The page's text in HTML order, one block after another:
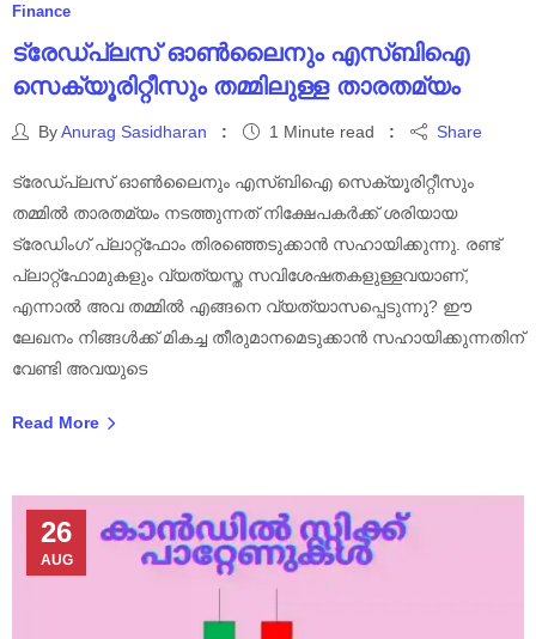
Finance
ട്രേഡ്പ്ലസ് ഓൺലൈനും എസ്‌ബി‌ഐ
സെക്യൂരിറ്റീസും തമ്മിലുള്ള താരതമ്യം
ByAnurag Sasidharan 1 Minute read Share
ട്രേഡ്പ്ലസ് ഓൺലൈനും എസ്‌ബി‌ഐ സെക്യൂരിറ്റീസും
തമ്മിൽ താരതമ്യം നടത്തുന്നത് നിക്ഷേപകർക്ക് ശരിയായ
ട്രേഡിംഗ് പ്ലാറ്റ്ഫോം തിരഞ്ഞെടുക്കാൻ സഹായിക്കുന്നു. രണ്ട്
പ്ലാറ്റ്ഫോമുകളും വ്യത്യസ്ത സവിശേഷതകളുള്ളവയാണ്,
എന്നാൽ അവ തമ്മിൽ എങ്ങനെ വ്യത്യാസപ്പെടുന്നു? ഈ
ലേഖനം നിങ്ങൾക്ക് മികച്ച തീരുമാനമെടുക്കാൻ സഹായിക്കുന്നതിന്
വേണ്ടി അവയുടെ
Read More
26
AUG